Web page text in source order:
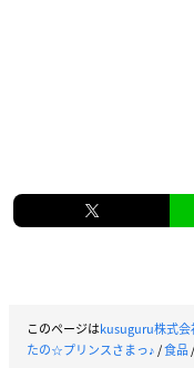
このページはkusuguru株式会
たの☆プリンスさまっ♪/食品/